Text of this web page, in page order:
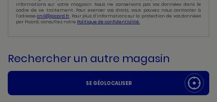
informations sur votre magasin. Nous ne conservons pas vos données dans le
cadre de ce traitement. Pour exercer vos droits, vous pouvez nous contacter à
l’adressecnil@picard.fr. Pour plus d’informations sur la protection de vos données
par Picard, consultez notre Politique de confidentialité.
Rechercher un autre magasin
SE GÉOLOCALISER